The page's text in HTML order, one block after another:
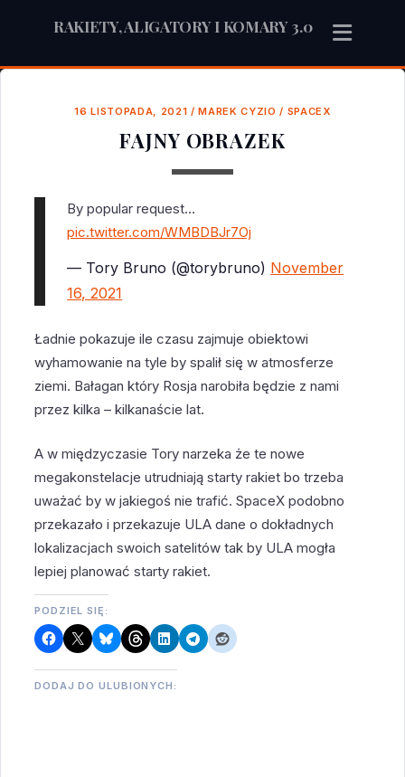
RAKIETY, ALIGATORY I KOMARY 3.0
16 LISTOPADA, 2021 /MAREK CYZIO / SPACEX
FAJNY OBRAZEK
By popular request…
pic.twitter.com/WMBDBJr7Oj
— Tory Bruno (@torybruno) November
16, 2021
Ładnie pokazuje ile czasu zajmuje obiektowi
wyhamowanie na tyle by spalił się w atmosferze
ziemi. Bałagan który Rosja narobiła będzie z nami
przez kilka – kilkanaście lat.
A w międzyczasie Tory narzeka że te nowe
megakonstelacje utrudniają starty rakiet bo trzeba
uważać by w jakiegoś nie trafić. SpaceX podobno
przekazało i przekazuje ULA dane o dokładnych
lokalizacjach swoich satelitów tak by ULA mogła
lepiej planować starty rakiet.
PODZIEL SIĘ:
DODAJ DO ULUBIONYCH: